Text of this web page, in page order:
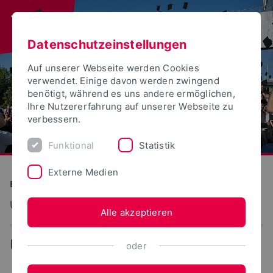
Bauen und Umwelt
Umweltinformationssysteme
... Projekte
Datenschutzeinstellungen
Auf unserer Webseite werden Cookies
verwendet. Einige davon werden zwingend
benötigt, während es uns andere ermöglichen,
Ihre Nutzererfahrung auf unserer Webseite zu
verbessern.
Funktional Statistik
Externe Medien
Alle akzeptieren
oder